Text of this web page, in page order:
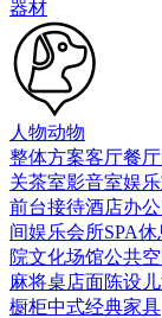
器材
人物动物
整体方案客厅餐厅
关茶室影音室娱
前台接待酒店办
间娱乐会所SPA休
院文化场馆公共
麻将桌店面陈设
橱柜中式经典家具